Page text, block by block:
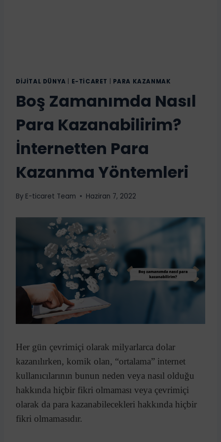
DIJITAL DÜNYA E-TICARET PARA KAZANMAK
Boş Zamanımda Nasıl
Para Kazanabilirim?
İnternetten Para
Kazanma Yöntemleri
By E-ticaret Team Haziran 7, 2022
Her gün çevrimiçi olarak milyarlarca dolar
kazanılırken, komik olan, “ortalama” internet
kullanıcılarının bunun neden veya nasıl olduğu
hakkında hiçbir fikri olmaması veya çevrimiçi
olarak da para kazanabilecekleri hakkında hiçbir
fikri olmamasıdır.